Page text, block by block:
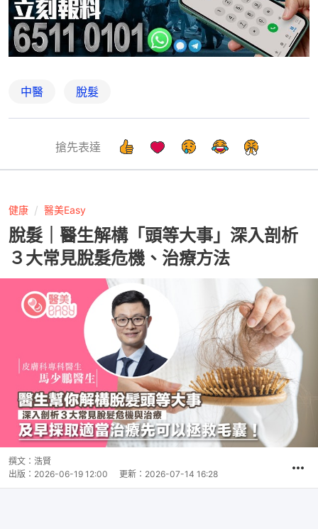
中醫 脫髮
搶先表達
健康 醫美Easy
脫髮｜醫生解構「頭等大事」深入剖析
３大常見脫髮危機、治療方法
撰文： 浩賢
出版： 2026-06-19 12:00 更新： 2026-07-14 16:28